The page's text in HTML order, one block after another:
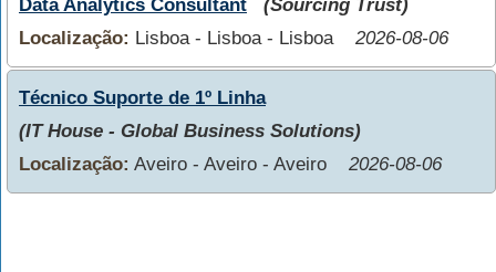
Data Analytics Consultant
(Sourcing Trust)
Localização: Lisboa - Lisboa - Lisboa 2026-08-06
Técnico Suporte de 1º Linha
(IT House - Global Business Solutions)
Localização: Aveiro - Aveiro - Aveiro 2026-08-06